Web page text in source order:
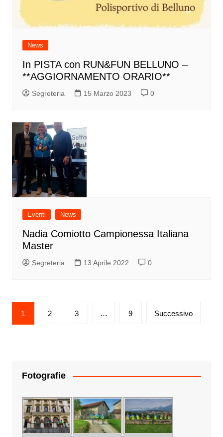
News
In PISTA con RUN&FUN BELLUNO –
**AGGIORNAMENTO ORARIO**
Segreteria 15 Marzo 2023 0
Eventi News
Nadia Comiotto Campionessa Italiana
Master
Segreteria 13 Aprile 2022 0
Paginazione
degli
1 2 3 … 9 Successivo
Fotografie